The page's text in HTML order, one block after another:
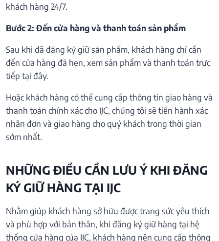
khách hàng 24/7.
Bước 2: Đến cửa hàng và thanh toán sản phẩm
Sau khi đã đăng ký giữ sản phẩm, khách hàng chỉ cần
đến cửa hàng đã hẹn, xem sản phẩm và thanh toán trực
tiếp tại đây.
Hoặc khách hàng có thể cung cấp thông tin giao hàng và
thanh toán chính xác cho IJC, chúng tôi sẽ tiến hành xác
nhận đơn và giao hàng cho quý khách trong thời gian
sớm nhất.
NHỮNG ĐIỀU CẦN LƯU Ý KHI ĐĂNG
KÝ GIỮ HÀNG TẠI IJC
Nhằm giúp khách hàng sở hữu được trang sức yêu thích
và phù hợp với bản thân, khi đăng ký giữ hàng tại hệ
thống cửa hàng của IJC, khách hàng nên cung cấp thông